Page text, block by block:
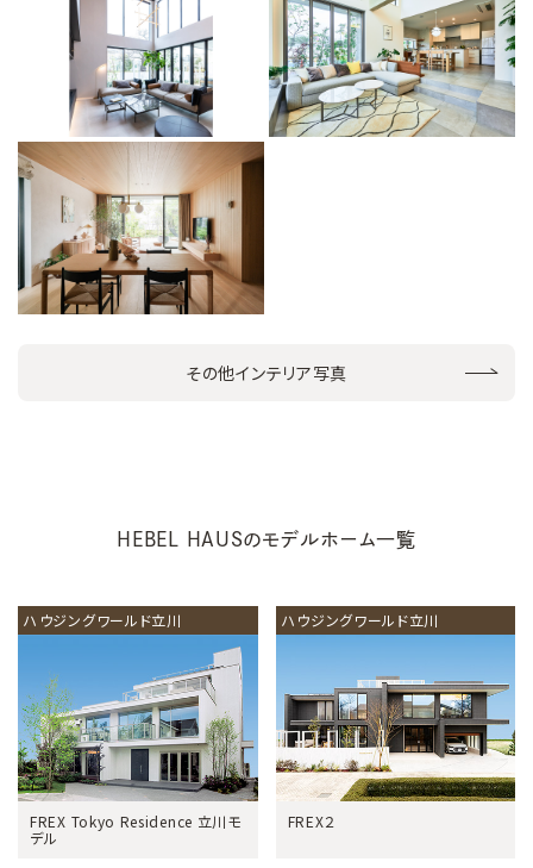
その他インテリア写真
HEBEL HAUSのモデルホーム一覧
ハウジングワールド立川
FREX Tokyo Residence 立川モ
デル
ハウジングワールド立川
FREX２